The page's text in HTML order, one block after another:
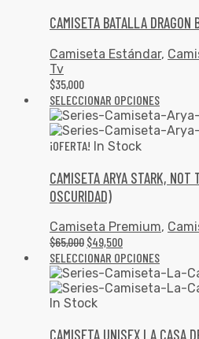
CAMISETA BATALLA DRAGON
Camiseta Estándar,
Tv
$35,000
SELECCIONAR OPCIONES
¡OFERTA! In Stock
CAMISETA ARYA STARK, NOT
OSCURIDAD)
Camiseta Premium,
$65,000 $49,500
SELECCIONAR OPCIONES
In Stock
CAMISETA UNISEX LA CASA